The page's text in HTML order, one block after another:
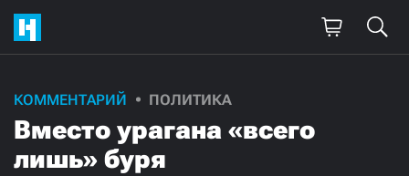
КОММЕНТАРИЙ ПОЛИТИКА
Вместо урагана «всего
лишь» буря
Поддержите
нашу работу!
Ежемесячно